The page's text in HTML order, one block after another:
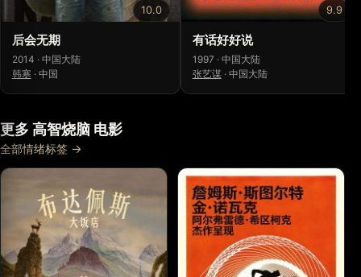
10.0
后会无期
2014 · 中国大陆
韩寒 · 中国
9.9
有话好好说
1997 · 中国大陆
张艺谋 · 中国大陆
更多 高智烧脑 电影
全部情绪标签 →